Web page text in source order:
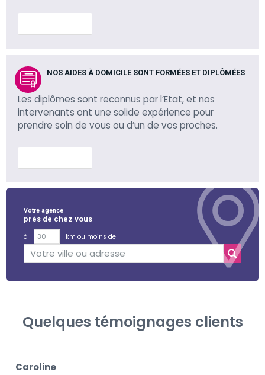
NOS AIDES À DOMICILE SONT FORMÉES ET DIPLÔMÉES
Les diplômes sont reconnus par l’Etat, et nos
intervenants ont une solide expérience pour
prendre soin de vous ou d’un de vos proches.
Votre agence
près de chez vous
à
km ou moins de
Quelques témoignages clients
Caroline